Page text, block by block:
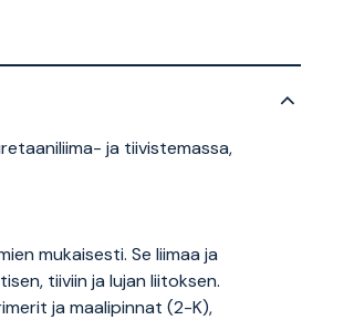
ja tiivistemassa,
mukaisesti. Se liimaa ja
tiiviin ja lujan liitoksen.
ja maalipinnat (2-K),